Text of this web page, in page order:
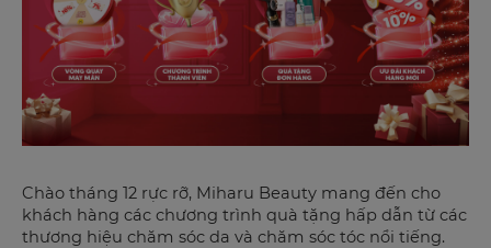
Chào tháng 12 rực rỡ, Miharu Beauty mang đến cho
khách hàng các chương trình quà tặng hấp dẫn từ các
thương hiệu chăm sóc da và chăm sóc tóc nổi tiếng.